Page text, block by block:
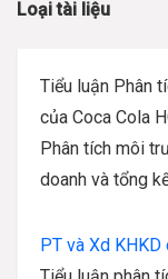
Loại tài liệu
Tiểu luận Phân
của Coca Cola
Phân tích môi
doanh và tổng
PT và Xd